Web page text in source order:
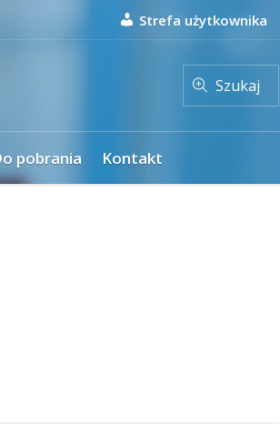
Strefa użytkownika
Szukaj
pobrania Kontakt